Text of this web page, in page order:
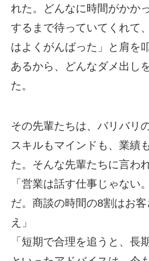
れた。どんなに時間がかか
するまで待っていてくれて
はよくがんばった」と肩を
あるから、どんなダメ出し
た。
その先輩たちは、バリバリ
スキルもマインドも、業績
た。そんな先輩たちに言わ
「営業は話す仕事じゃない
だ。商談の時間の8割はお
え」
「短期で合理を追うと、長